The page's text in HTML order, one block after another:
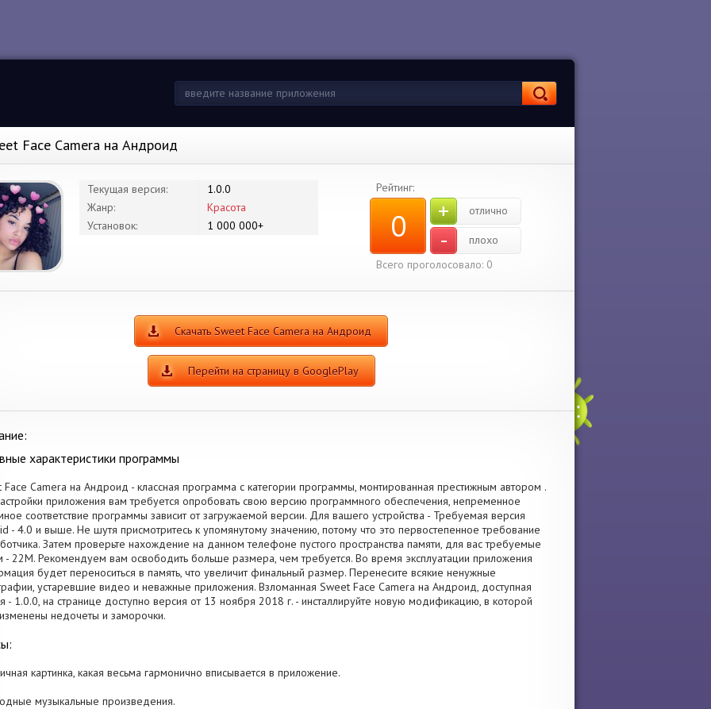
Face Camera на Андроид
Текущая версия:
1.0.0
Жанр:
Красота
Установок:
1 000 000+
Рейтинг:
0 + отлично
-
плохо
Всего проголосовало: 0
Скачать Sweet Face Camera на Андроид
Перейти на страницу в GooglePlay
характеристики программы
Face Camera на Андроид - классная программа с категории программы, монтированная престижным автором .
приложения вам требуется опробовать свою версию программного обеспечения, непременное
соответствие программы зависит от загружаемой версии. Для вашего устройства - Требуемая версия
- 4.0 и выше. Не шутя присмотритесь к упомянутому значению, потому что это первостепенное требование
Затем проверьте нахождение на данном телефоне пустого пространства памяти, для вас требуемые
- 22M. Рекомендуем вам освободить больше размера, чем требуется. Во время эксплуатации приложения
будет переноситься в память, что увеличит финальный размер. Перенесите всякие ненужные
устаревшие видео и неважные приложения. Взломанная Sweet Face Camera на Андроид, доступная
- 1.0.0, на странице доступно версия от 13 ноября 2018 г. - инсталлируйте новую модификацию, в которой
недочеты и заморочки.
картинка, какая весьма гармонично вписывается в приложение.
музыкальные произведения.